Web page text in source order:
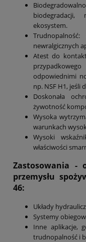
biodegradacji,
ekosystem.
newralgicznych
Atest do
odpowiednimi
np. NSF H1, jeśli
Doskonała
żywotność
Wysoka
warunkach
Wysoki
właściwości
Zastosowania -
przemysłu
46:
Układy
Systemy
Inne aplikacje,
trudnopalność i